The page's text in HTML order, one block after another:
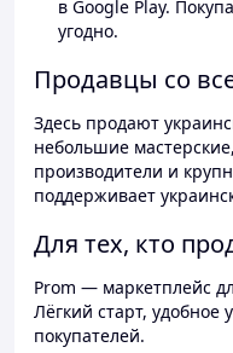
в Google Play.
угодно.
Продавцы со
Здесь продают
небольшие
производители и
поддерживает
Для тех, кто
Prom — маркетплейс
Лёгкий старт, удобное
покупателей.